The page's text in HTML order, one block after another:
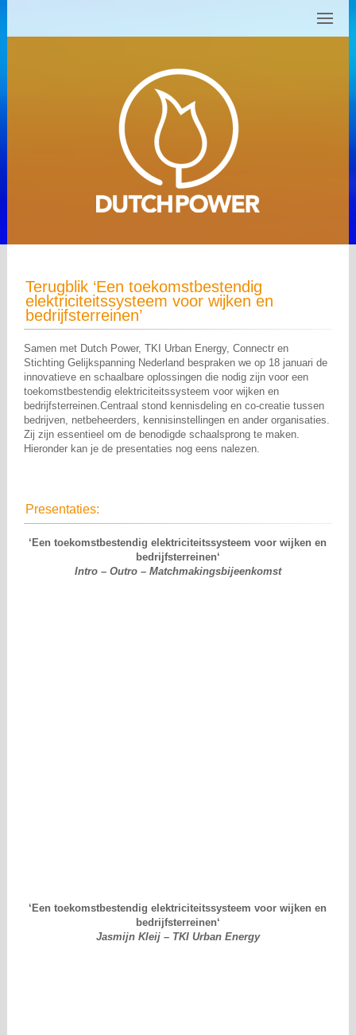
Terugblik ‘Een toekomstbestendig
elektriciteitssysteem voor wijken en
bedrijfsterreinen’
Samen met Dutch Power, TKI Urban Energy, Connectr en
Stichting Gelijkspanning Nederland bespraken we op 18 januari de
innovatieve en schaalbare oplossingen die nodig zijn voor een
toekomstbestendig elektriciteitssysteem voor wijken en
bedrijfsterreinen.Centraal stond kennisdeling en co-creatie tussen
bedrijven, netbeheerders, kennisinstellingen en ander organisaties.
Zij zijn essentieel om de benodigde schaalsprong te maken.
Hieronder kan je de presentaties nog eens nalezen.
Presentaties:
‘Een toekomstbestendig elektriciteitssysteem voor wijken en
bedrijfsterreinen‘
Intro – Outro – Matchmakingsbijeenkomst
‘ Een toekomstbestendig elektriciteitssysteem voor wijken en
bedrijfsterreinen‘
Jasmijn Kleij – TKI Urban Energy